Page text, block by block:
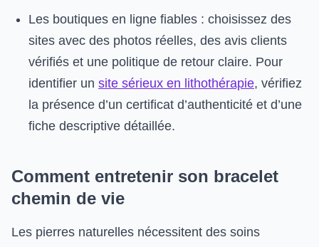
Les boutiques en ligne fiables : choisissez des
sites avec des photos réelles, des avis clients
vérifiés et une politique de retour claire. Pour
identifier un site sérieux en lithothérapie, vérifiez
la présence d’un certificat d’authenticité et d’une
fiche descriptive détaillée.
Comment entretenir son bracelet
chemin de vie
Les pierres naturelles nécessitent des soins